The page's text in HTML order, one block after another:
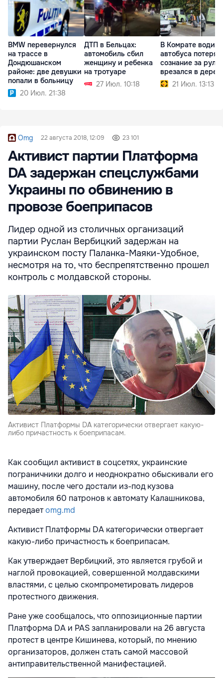
BMW перевернулся
на трассе в
Дондюшанском
районе: две девушки
попали в больницу
20 Июл. 21:38
ДТП в Бельцах:
автомобиль сбил
женщину и ребенка
на тротуаре
27 Июл. 10:18
В Комрате
автобуса потерял
сознание за
врезался в
21 Июл. 13:13
Omg 22 августа 2018, 12:09 23 101
Активист партии Платформа
DA задержан спецслужбами
Украины по обвинению в
провозе боеприпасов
Лидер одной из столичных организаций
партии Руслан Вербицкий задержан на
украинском посту Паланка-Маяки-Удобное,
несмотря на то, что беспрепятственно прошел
контроль с молдавской стороны.
Активист Платформы DA категорически отвергает какую-
либо причастность к боеприпасам.
Как сообщил активист в соцсетях, украинские
пограничники долго и неоднократно обыскивали его
машину, после чего достали из-под кузова
автомобиля 60 патронов к автомату Калашникова,
передаетomg.md
Активист Платформы DA категорически отвергает
какую-либо причастность к боеприпасам.
Как утверждает Вербицкий, это является грубой и
наглой провокацией, совершенной молдавскими
властями, с целью скомпрометировать лидеров
протестного движения.
Ране уже сообщалось, что оппозиционные партии
Платформа DA и PAS запланировали на 26 августа
протест в центре Кишинева, который, по мнению
организаторов, должен стать самой массовой
антиправительственной манифестацией.